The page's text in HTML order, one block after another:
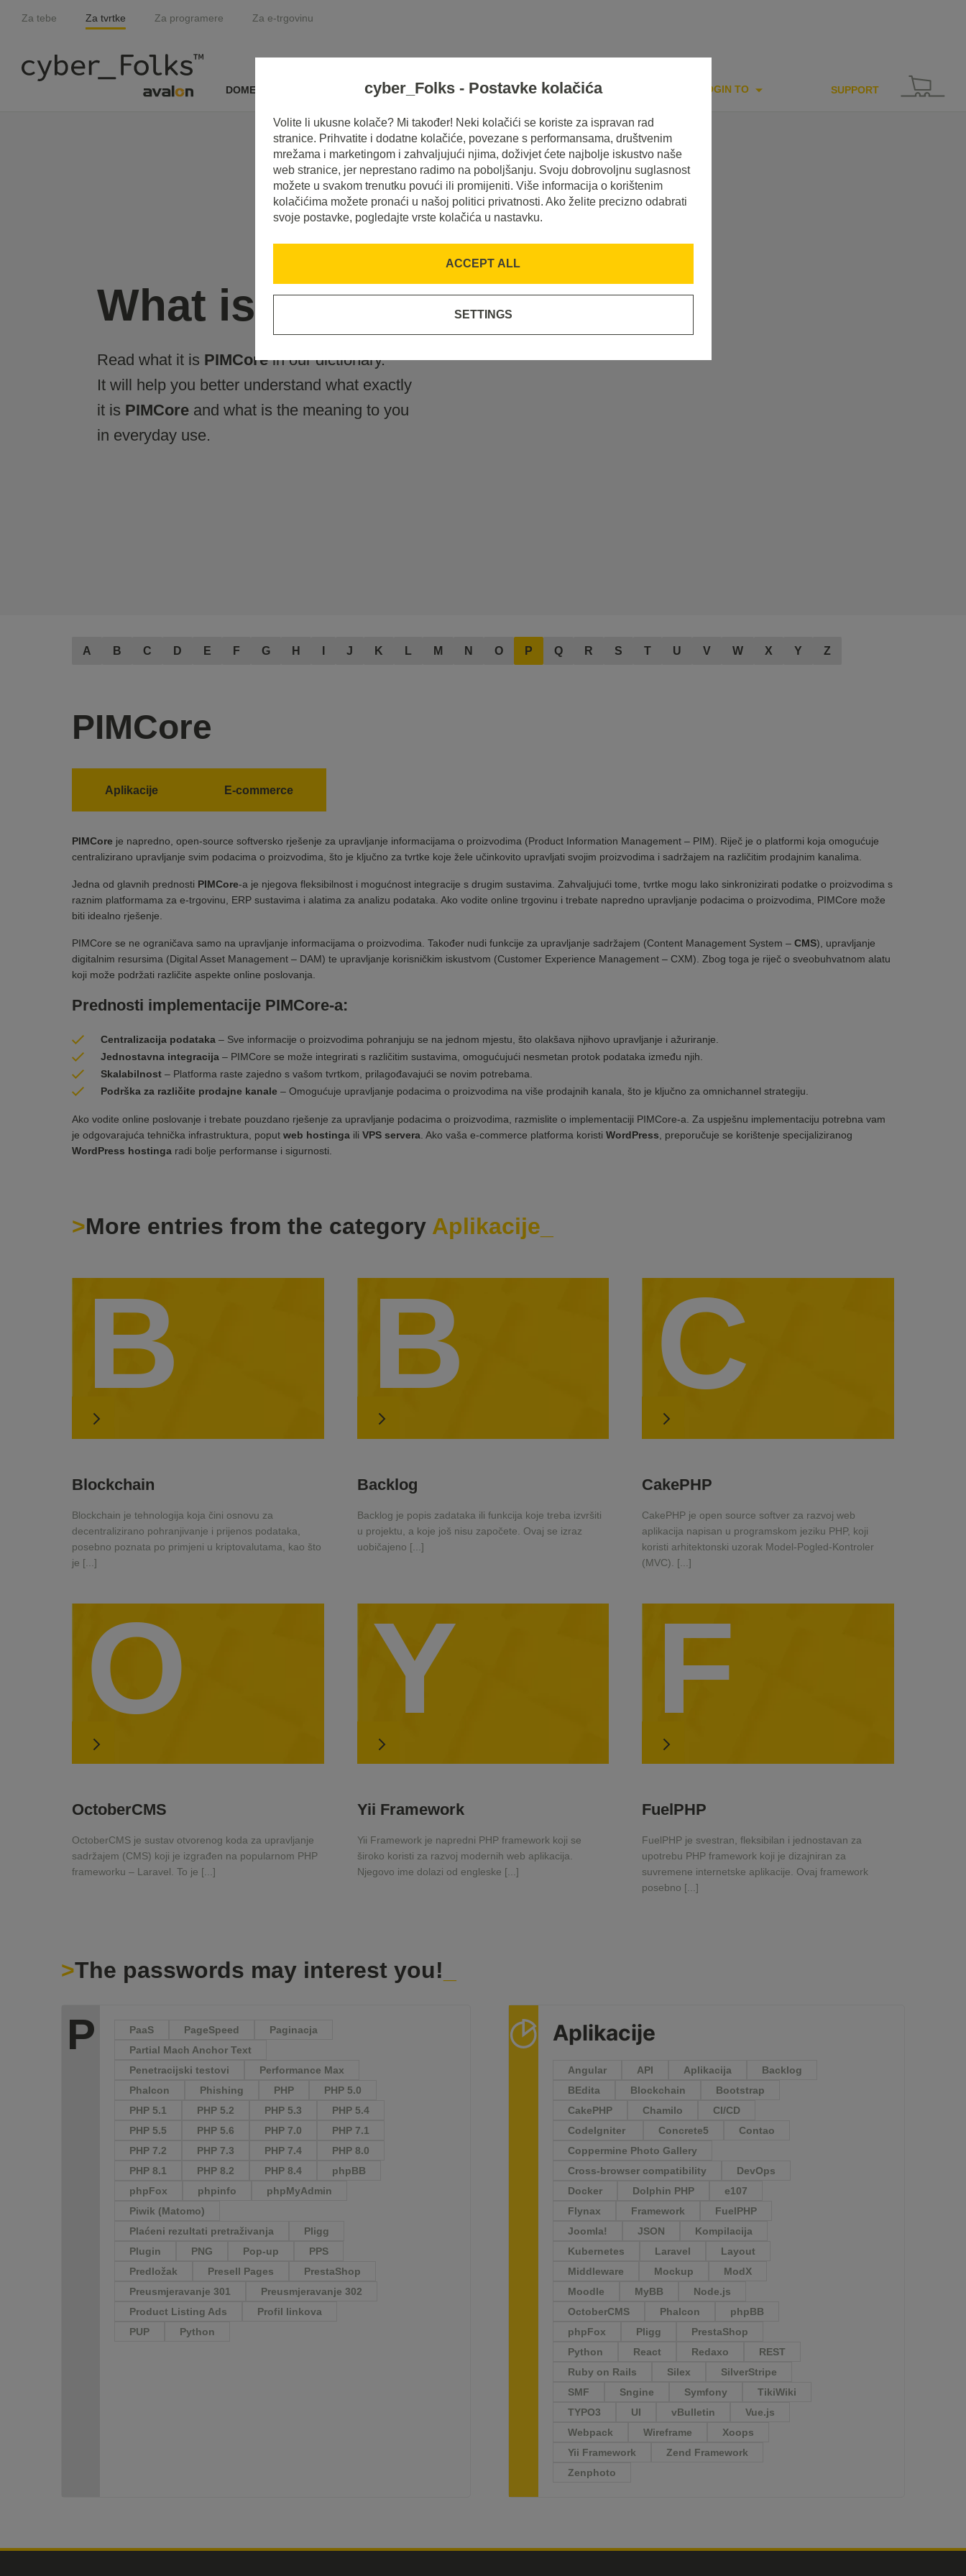
Za tebe Za tvrtke Za programere Za e-trgovinu
DOMENE I SSL HOSTING SERVERI INSPIRACIJE LOGIN TO SUPPORT
What is PIMCore?
Read what it is PIMCorein our dictionary.
It will help you better understand what exactly
it is PIMCore and what is the meaning to you
in everyday use.
A B C D E F G H J K L M N O P Q R S T U V W X Y Z
PIMCore
Aplikacije E-commerce
PIMCore je napredno, open-source softversko rješenje za upravljanje informacijama o proizvodima (Product Information Management – PIM). Riječ je o platformi koja omogućuje
centralizirano upravljanje svim podacima o proizvodima, što je ključno za tvrtke koje žele učinkovito upravljati svojim proizvodima i sadržajem na različitim prodajnim kanalima.
Jedna od glavnih prednosti PIMCore-a je njegova fleksibilnost i mogućnost integracije s drugim sustavima. Zahvaljujući tome, tvrtke mogu lako sinkronizirati podatke o proizvodima s
raznim platformama za e-trgovinu, ERP sustavima i alatima za analizu podataka. Ako vodite online trgovinu i trebate napredno upravljanje podacima o proizvodima, PIMCore može
biti idealno rješenje.
PIMCore se ne ograničava samo na upravljanje informacijama o proizvodima. Također nudi funkcije za upravljanje sadržajem (Content Management System – CMS), upravljanje
digitalnim resursima (Digital Asset Management – DAM) te upravljanje korisničkim iskustvom (Customer Experience Management – CXM). Zbog toga je riječ o sveobuhvatnom alatu
koji može podržati različite aspekte online poslovanja.
Prednosti implementacije PIMCore-a:
Centralizacija podataka – Sve informacije o proizvodima pohranjuju se na jednom mjestu, što olakšava njihovo upravljanje i ažuriranje.
Jednostavna integracija – PIMCore se može integrirati s različitim sustavima, omogućujući nesmetan protok podataka između njih.
Skalabilnost – Platforma raste zajedno s vašom tvrtkom, prilagođavajući se novim potrebama.
Podrška za različite prodajne kanale – Omogućuje upravljanje podacima o proizvodima na više prodajnih kanala, što je ključno za omnichannel strategiju.
Ako vodite online poslovanje i trebate pouzdano rješenje za upravljanje podacima o proizvodima, razmislite o implementaciji PIMCore-a. Za uspješnu implementaciju potrebna vam
je odgovarajuća tehnička infrastruktura, poput web hostinga ili VPS servera. Ako vaša e-commerce platforma koristi WordPress, preporučuje se korištenje specijaliziranog
WordPress hostinga radi bolje performanse i sigurnosti.
More entries from the category Aplikacije
B
Blockchain
Blockchain je tehnologija koja čini osnovu za
decentralizirano pohranjivanje i prijenos podataka,
posebno poznata po primjeni u kriptovalutama, kao što
je [...]
B
Backlog
Backlog je popis zadataka ili funkcija koje treba izvršiti
u projektu, a koje još nisu započete. Ovaj se izraz
uobičajeno [...]
C
CakePHP
CakePHP je open source softver za razvoj web
aplikacija napisan u programskom jeziku PHP, koji
koristi arhitektonski uzorak Model-Pogled-Kontroler
(MVC). [...]
O
OctoberCMS
OctoberCMS je sustav otvorenog koda za upravljanje
sadržajem (CMS) koji je izgrađen na popularnom PHP
frameworku – Laravel. To je [...]
Y
Yii Framework
Yii Framework je napredni PHP framework koji se
široko koristi za razvoj modernih web aplikacija.
Njegovo ime dolazi od engleske [...]
F
FuelPHP
FuelPHP je svestran, fleksibilan i jednostavan za
upotrebu PHP framework koji je dizajniran za
suvremene internetske aplikacije. Ovaj framework
posebno [...]
The passwords may interest you!
P PaaS PageSpeed
Paginacja
Partial Mach Anchor Text
Penetracijski testovi
Performance Max
Phalcon
Phishing PHP
PHP 5.0
PHP 5.1
PHP 5.2 PHP 5.3
PHP 5.4
PHP 5.5
PHP 5.6 PHP 7.0
PHP 7.1
PHP 7.2
PHP 7.3 PHP 7.4
PHP 8.0
PHP 8.1
PHP 8.2 PHP 8.4
phpBB
phpFox
phpinfo
phpMyAdmin
Piwik (Matomo)
Plaćeni rezultati pretraživanja
Pligg
Plugin
PNG Pop-up
PPS
Predložak
Presell Pages
PrestaShop
Preusmjeravanje 301
Preusmjeravanje 302
Product Listing Ads
Profil linkova
PUP
Python
Aplikacije
Angular API Aplikacija
Backlog
BEdita
Blockchain
Bootstrap
CakePHP
Chamilo
CI/CD
CodeIgniter
Concrete5
Contao
Coppermine Photo Gallery
Cross-browser compatibility
DevOps
Docker
Dolphin PHP
e107
Flynax
Framework
FuelPHP
Joomla!
JSON
Kompilacija
Kubernetes
Laravel
Layout
Middleware
Mockup
ModX
Moodle
MyBB
Node.js
OctoberCMS
Phalcon
phpBB
phpFox
Pligg
PrestaShop
Python
React Redaxo
REST
Ruby on Rails
Silex
SilverStripe
SMF
Sngine Symfony
TikiWiki
TYPO3
UI vBulletin
Vue.js
Webpack
Wireframe
Xoops
Yii Framework
Zend Framework
Zenphoto
cyber_Folks - Postavke kolačića
Volite li ukusne kolače? Mi također! Neki kolačići se koriste za ispravan rad
stranice. Prihvatite i dodatne kolačiće, povezane s performansama, društvenim
mrežama i marketingom i zahvaljujući njima, doživjet ćete najbolje iskustvo naše
web stranice, jer neprestano radimo na poboljšanju. Svoju dobrovoljnu suglasnost
možete u svakom trenutku povući ili promijeniti. Više informacija o korištenim
kolačićima možete pronaći u našoj politici privatnosti. Ako želite precizno odabrati
svoje postavke, pogledajte vrste kolačića u nastavku.
ACCEPT ALL
SETTINGS